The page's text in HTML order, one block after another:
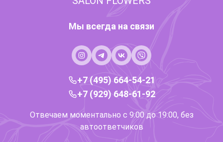
Мы всегда на связи
+7 (495) 664-54-21
+7 (929) 648-61-92
Отвечаем моментально с 9:00 до 19:00, без
автоответчиков